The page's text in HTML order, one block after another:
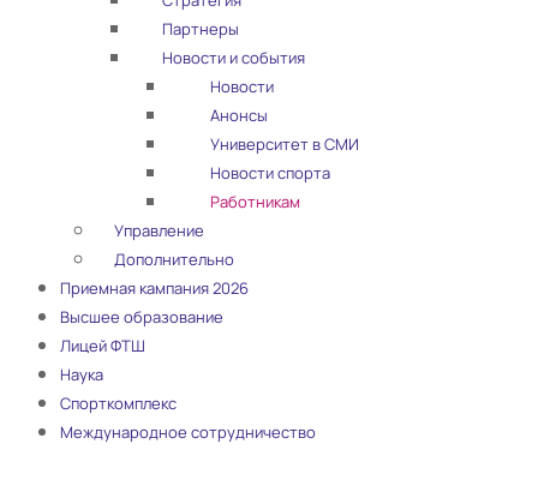
Партнеры
Новости и события
Новости
Анонсы
Университет в СМИ
Новости спорта
Работникам
Управление
Дополнительно
Приемная кампания 2026
Высшее образование
Лицей ФТШ
Наука
Спорткомплекс
Международное сотрудничество